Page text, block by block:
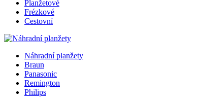
Planžetové
Frézkové
Cestovní
Náhradní planžety
Braun
Panasonic
Remington
Philips